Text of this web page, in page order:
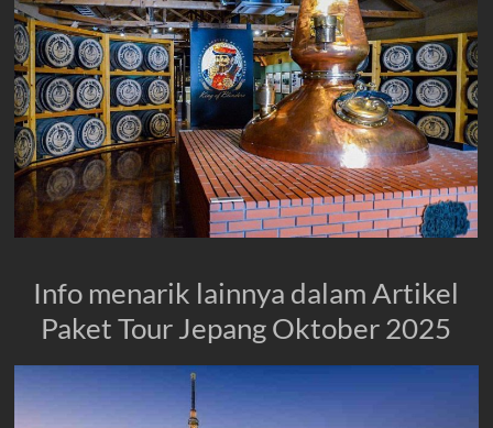
Info menarik lainnya dalam Artikel
Paket Tour Jepang Oktober 2025